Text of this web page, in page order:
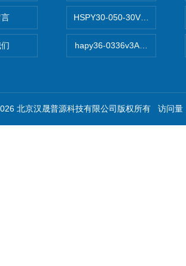
HSPY30-050-30V/-05A可调
hapy36-0336v3A高精度小型
北京汉晟普源科技有限公司版权所有 访问量